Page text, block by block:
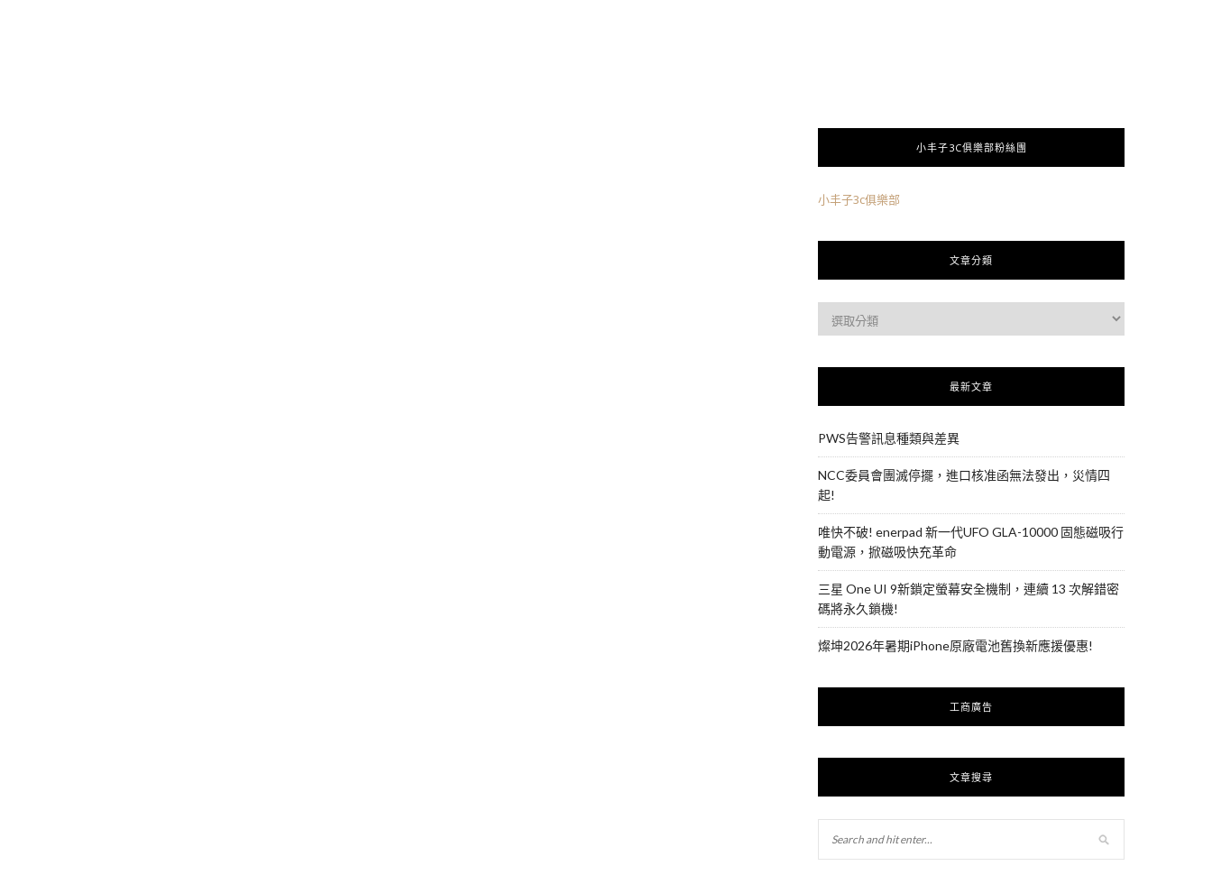
小丰子3C俱樂部粉絲團
小丰子3c俱樂部
文章分類
最新文章
PWS告警訊息種類與差異
NCC委員會團滅停擺，進口核准函無法發出，災情四
起!
唯快不破! enerpad 新一代UFO GLA-10000 固態磁吸行
動電源，掀磁吸快充革命
三星 One UI 9新鎖定螢幕安全機制，連續 13 次解錯密
碼將永久鎖機!
燦坤2026年暑期iPhone原廠電池舊換新應援優惠!
工商廣告
文章搜尋